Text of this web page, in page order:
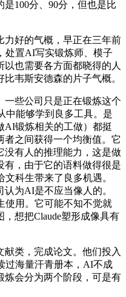
100分、90分，但也是比
好的气概，早正在三年前
处置AI写实锻炼师、模子
也需要各方面都晓得的人
韦斯安德森的片子气概。
些公司只是正在锻炼这个
中能够学到良多工具。是
AI锻炼相关的工做）都挺
之间获得一个均衡值。它
没有人的推理能力，这是做
有，由于它的语料做得很是
科生带来了良多机遇。
为AI是不应当像人的。
使用。它可能不知不觉就
想把Claude塑形成像具有
类，完成论文。他们投入
过海量汗青册本，AI不成
炼会分为两个阶段，可是有